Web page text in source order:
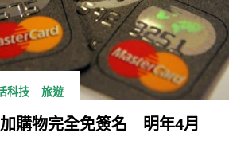
科技 旅遊
購物完全免簽名 明年4月